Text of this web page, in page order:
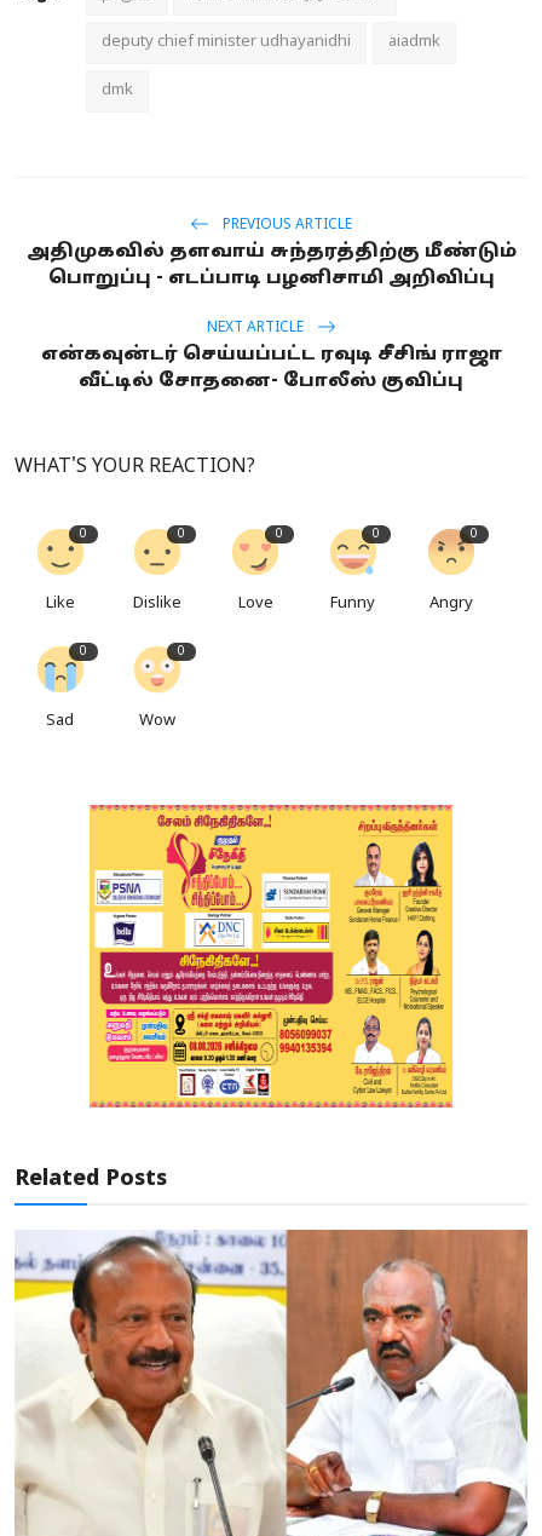
deputy chief minister udhayanidhi aiadmk
dmk
PREVIOUS ARTICLE
அதிமுகவில் தளவாய் சுந்தரத்திற்கு மீண்டும்
பொறுப்பு - எடப்பாடி பழனிசாமி அறிவிப்பு
NEXT ARTICLE
என்கவுன்டர் செய்யப்பட்ட ரவுடி சீசிங் ராஜா
வீட்டில் சோதனை- போலீஸ் குவிப்பு
WHAT'S YOUR REACTION?
0
Like
0
Dislike
0
Love
0
Funny
0
Angry
0
Sad
0
Wow
Related Posts